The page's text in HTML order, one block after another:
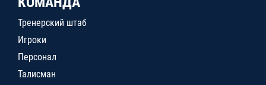
Тренерский штаб
Игроки
Персонал
Талисман